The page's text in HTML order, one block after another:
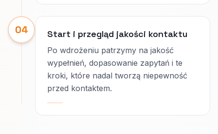
04 Start i przegląd jakości kontaktu
Po wdrożeniu patrzymy na jakość
wypełnień, dopasowanie zapytań i te
kroki, które nadal tworzą niepewność
przed kontaktem.